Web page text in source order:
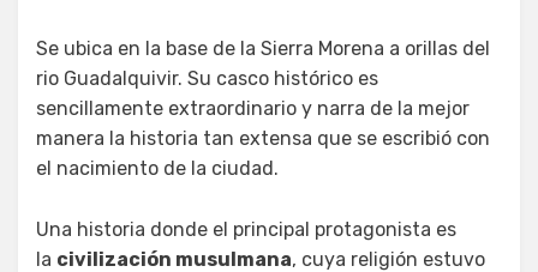
Se ubica en la base de la Sierra Morena a orillas del
rio Guadalquivir. Su casco histórico es
sencillamente extraordinario y narra de la mejor
manera la historia tan extensa que se escribió con
el nacimiento de la ciudad.
Una historia donde el principal protagonista es
la civilización musulmana, cuya religión estuvo